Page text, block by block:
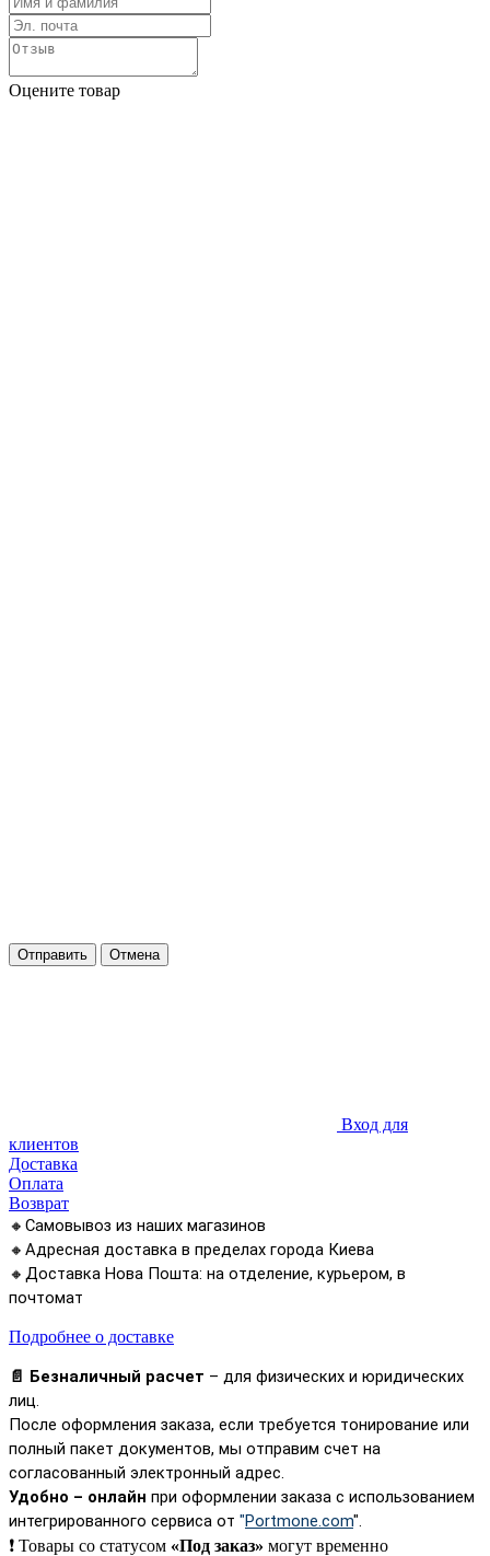
Оцените товар
Отправить Отмена
Вход для
клиентов
Доставка
Оплата
Возврат
🔸Самовывоз из наших магазинов
🔸Адресная доставка в пределах города Киева
🔸Доставка Нова Пошта: на отделение, курьером, в
почтомат
Подробнее о доставке
📄 Безналичный расчет – для физических и юридических
лиц.
После оформления заказа, если требуется тонирование или
полный пакет документов, мы отправим счет на
согласованный электронный адрес.
Удобно – онлайн при оформлении заказа с использованием
интегрированного сервиса от "Portmone.com".
❗ Товары со статусом «Под заказ» могут временно